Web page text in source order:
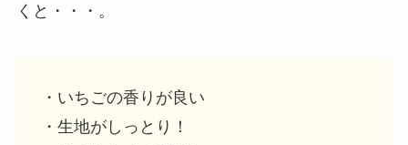
くと・・・。
・いちごの香りが良い
・生地がしっとり！